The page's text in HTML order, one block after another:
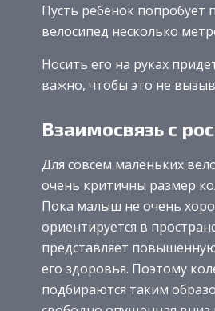
Пусть ребенок попробует
велосипед несколько
Носить его на руках
важно, чтобы это не
Взаимосвязь с
Для совсем маленьких
очень критичны размер
Пока малыш не очень
ориентируется в
представляет
его здоровья. Поэтому
подбираются таким